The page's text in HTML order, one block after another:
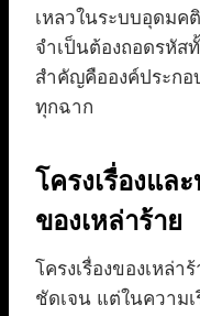
เหลวในระบบอุดมค
จำเป็นต้องถอดรหัส
สำคัญคือองค์ประก
ทุกฉาก
โครงเรื่องแล
ของเหล่าร้าย
โครงเรื่องของเหล่
ชัดเจน แต่ในความ